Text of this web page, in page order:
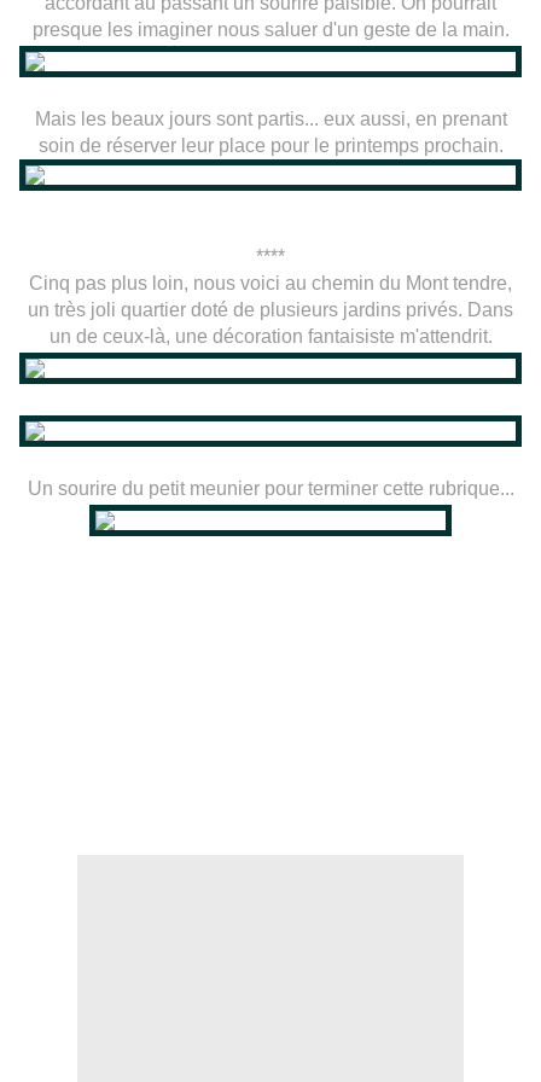
presque les imaginer nous saluer d'un geste de la main.
Mais les beaux jours sont partis... eux aussi, en prenant
soin de réserver leur place pour le printemps prochain.
****
Cinq pas plus loin, nous voici au chemin du Mont tendre,
un très joli quartier doté de plusieurs jardins privés. Dans
un de ceux-là, une décoration fantaisiste m'attendrit.
Un sourire du petit meunier pour terminer cette rubrique...